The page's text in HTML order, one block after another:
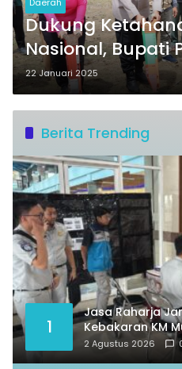
Daerah
Dukung
Nasional, Bupati
Hadiri
Serentak
22 Januari 2025
Berita Trending
1
Jasa Raharja
Kebakaran KM
2 Agustus 2026